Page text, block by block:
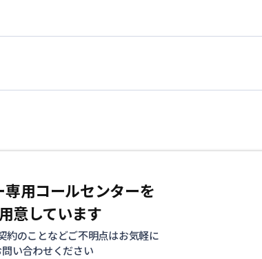
専用コールセンターを
意しています
約のことなどご不明点はお気軽に
問い合わせください